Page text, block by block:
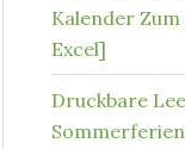
Kalender Zum
Excel]
Druckbare